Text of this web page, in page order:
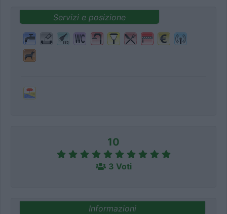
Servizi e posizione
10
3 Voti
Informazioni